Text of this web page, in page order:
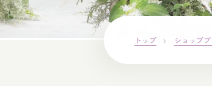
トップ ショップ